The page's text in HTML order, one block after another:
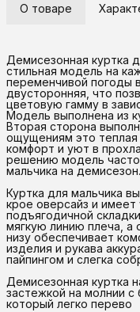
О товаре
Демисезонная куртка
стильная модель на
переменчивой погоды
двусторонняя, что
цветовую гамму в
Модель выполнена из
Вторая сторона
ощущениям это теплая
комфорт и уют в
решению модель
мальчика на демисезон.
Куртка для мальчика
крое оверсайз и
подъягодичной
мягкую линию плеча, а
низу обеспечивает
изделия и рукава
пайпингом и слегка
Демисезонная куртка
застежкой на молнии
который легко перево